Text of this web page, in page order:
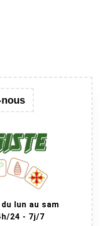
lun au sam
24 - 7j/7